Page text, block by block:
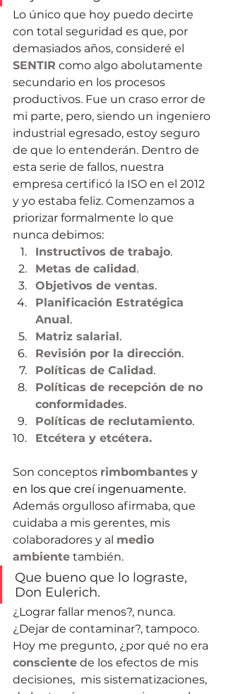
Lo único que hoy puedo decirte
con total seguridad es que, por
demasiados años, consideré el
SENTIR como algo abolutamente
secundario en los procesos
productivos. Fue un craso error de
mi parte, pero, siendo un ingeniero
industrial egresado, estoy seguro
de que lo entenderán. Dentro de
esta serie de fallos, nuestra
empresa certificó la ISO en el 2012
y yo estaba feliz. Comenzamos a
priorizar formalmente lo que
nunca debimos:
Instructivos de trabajo.
Metas de calidad.
Objetivos de ventas.
Planificación Estratégica
Anual.
Matriz salarial.
Revisión por la dirección.
Políticas de Calidad.
Políticas de recepción de no
conformidades.
Políticas de reclutamiento.
Etcétera y etcétera.
Son conceptos rimbombantes y
en los que creí ingenuamente.
Además orgulloso afirmaba, que
cuidaba a mis gerentes, mis
colaboradores y al medio
ambiente también.
Que bueno que lo lograste,
Don Eulerich.
¿Lograr fallar menos?, nunca.
¿Dejar de contaminar?, tampoco.
Hoy me pregunto, ¿por qué no era
consciente de los efectos de mis
decisiones,  mis sistematizaciones,